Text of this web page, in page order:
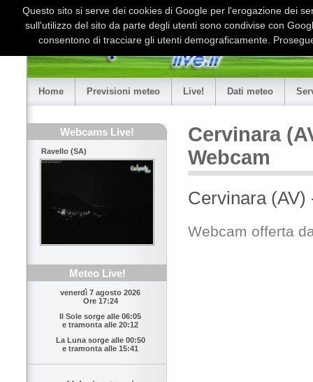
Home Previsioni meteo Live! Dati meteo
Webcams Live!
Ravello (SA)
Meteo Live!
venerdì 7 agosto 2026
Ore 17:24
Il Sole sorge alle 06:05
e tramonta alle 20:12
La Luna sorge alle 00:50
e tramonta alle 15:41
Cervinara
Webcam
Cervinara (AV)
Webcam offerta
Questo sito si serve dei cookies di Google per l'erogazione dei
sull'utilizzo del sito da parte degli utenti sono condivise con
consentono di tracciare gli utenti demograficamente.